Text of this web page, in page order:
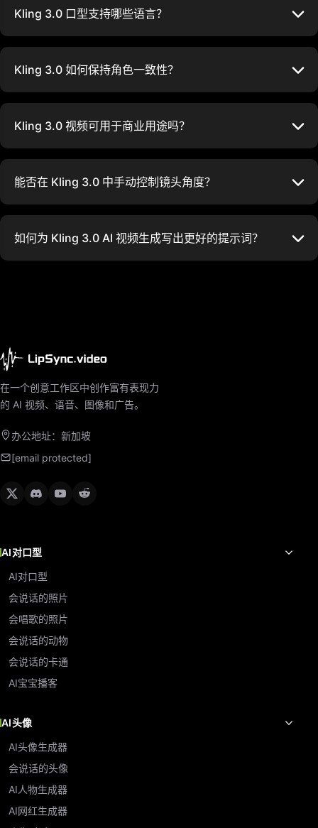
Kling 3.0 口型支持哪些语言？
Kling 3.0 如何保持角色一致性？
Kling 3.0 视频可用于商业用途吗？
能否在 Kling 3.0 中手动控制镜头角度？
如何为 Kling 3.0 AI 视频生成写出更好的提示词？
在一个创意工作区中创作富有表现力
的 AI 视频、语音、图像和广告。
办公地址：新加坡
[email protected]
AI对口型
AI对口型
会说话的照片
会唱歌的照片
会说话的动物
会说话的卡通
AI宝宝播客
AI头像
AI头像生成器
会说话的头像
AI人物生成器
AI网红生成器